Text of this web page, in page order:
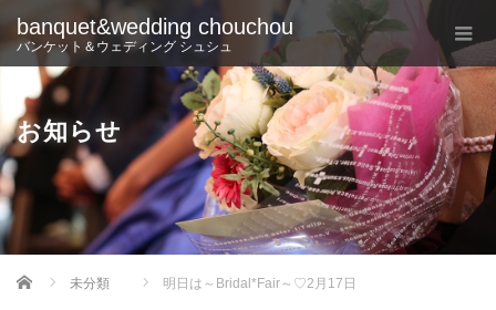
banquet&wedding chouchou
バンケット＆ウェディング シュシュ
お知らせ
Home 未分類 明日は～Bridal*Fair～♡2月17日